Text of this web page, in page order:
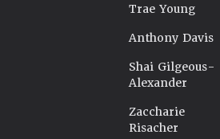
Trae Young
Anthony Davis
Shai Gilgeous-
Alexander
Zaccharie
Risacher